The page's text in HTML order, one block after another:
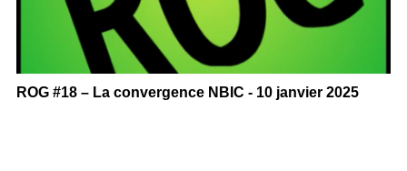
ROG #18 – La convergence NBIC - 10 janvier 2025